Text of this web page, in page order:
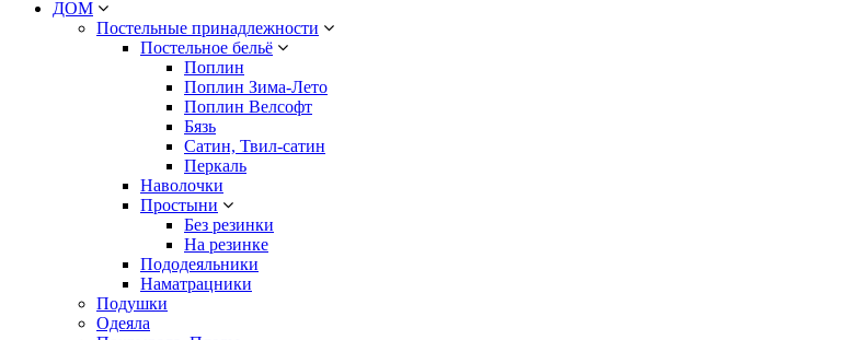
ДОМ
Постельные принадлежности
Постельное бельё
Поплин
Поплин Зима-Лето
Поплин Велсофт
Бязь
Сатин, Твил-сатин
Перкаль
Наволочки
Простыни
Без резинки
На резинке
Пододеяльники
Наматрацники
Подушки
Одеяла